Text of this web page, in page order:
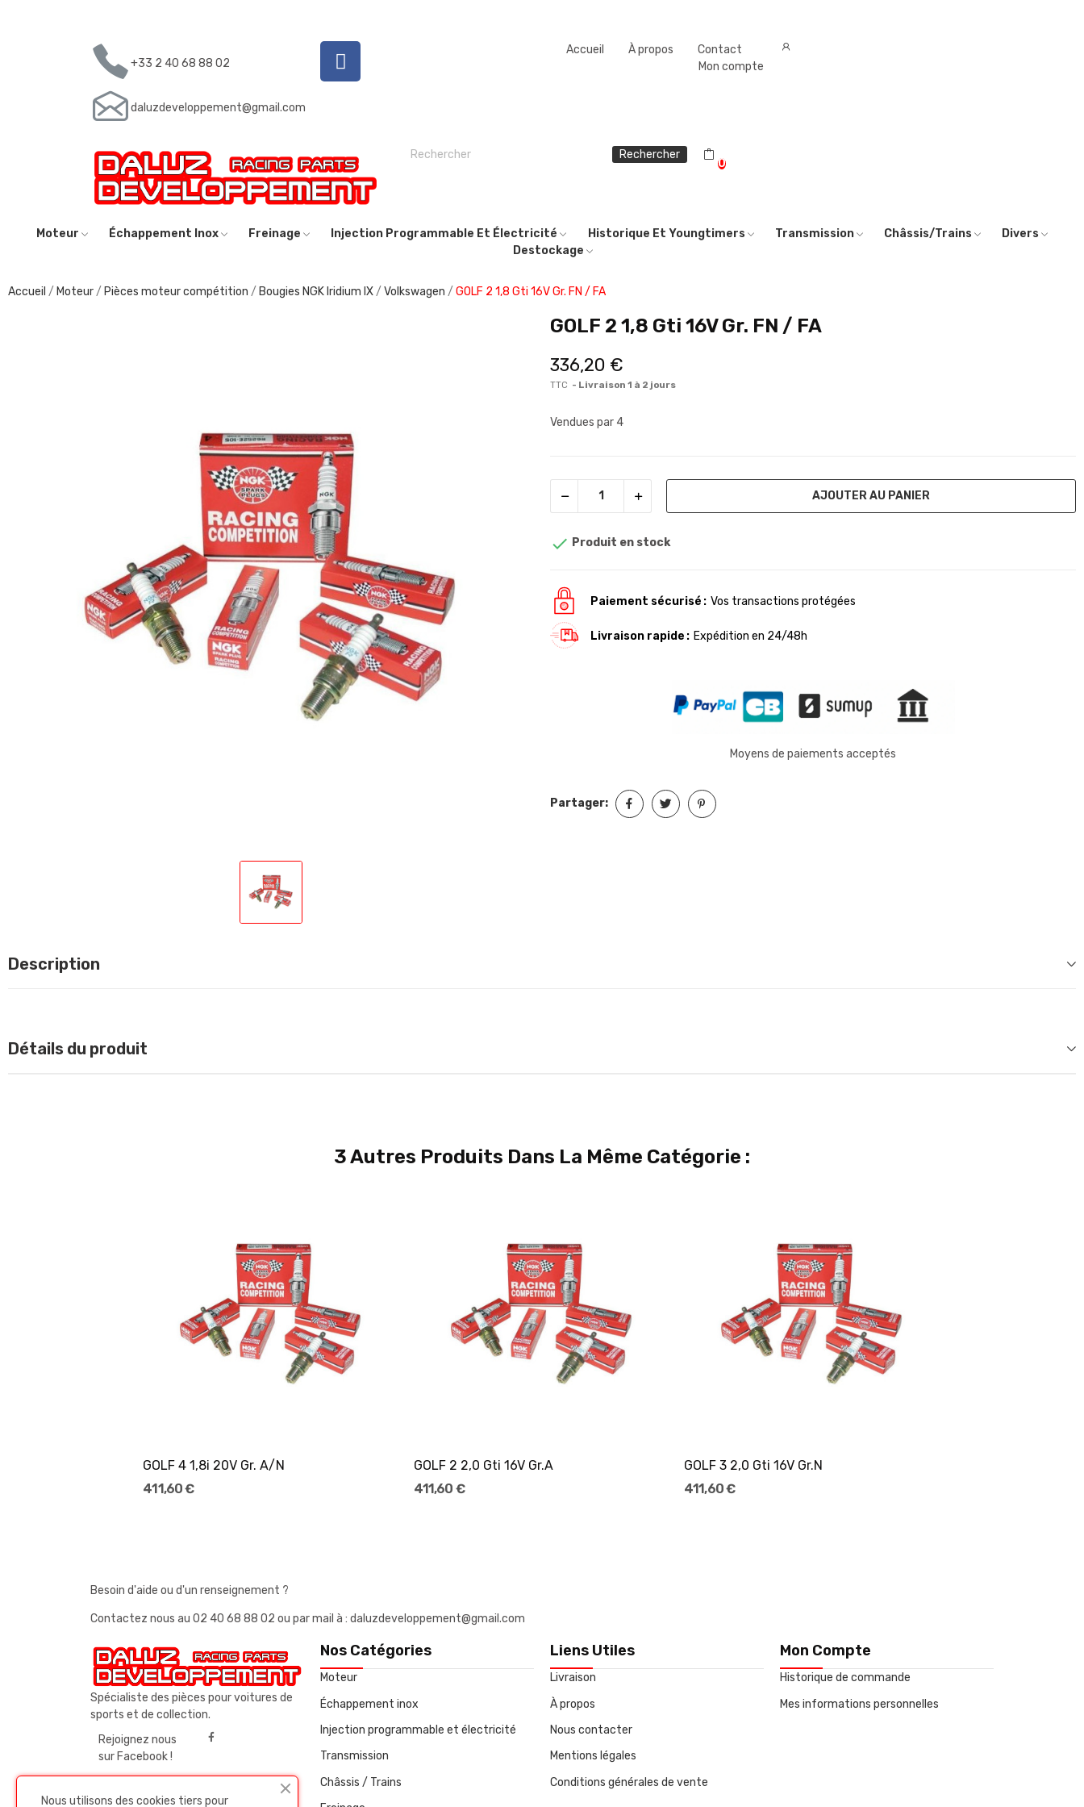
+33 2 40 68 88 02
daluzdeveloppement@gmail.com
Accueil À propos
Contact
Mon compte
Rechercher
0
Moteur Échappement Inox Freinage Injection Programmable Et Électricité Historique Et Youngtimers Transmission Châssis/Trains
Divers
Destockage
Accueil Moteur Pièces moteur compétition Bougies NGK Iridium IX Volkswagen GOLF 2 1,8 Gti 16V Gr. FN / FA
GOLF 2 1,8 Gti 16V Gr. FN / FA
336,20 €
TTC Livraison 1 à 2 jours
Vendues par 4
AJOUTER AU PANIER
 Produit en stock
Paiement sécurisé Vos transactions protégées
Livraison rapide Expédition en 24/48h
Moyens de paiements acceptés
Partager:
Description
Détails du produit
3 Autres Produits Dans La Même Catégorie :
GOLF 4 1,8i 20V Gr. A/N
411,60 €
GOLF 2 2,0 Gti 16V Gr.A
411,60 €
GOLF 3 2,0 Gti 16V Gr.N
411,60 €
Besoin d'aide ou d'un renseignement ?
Contactez nous au 02 40 68 88 02 ou par mail à : daluzdeveloppement@gmail.com
Spécialiste des pièces pour voitures de
sports et de collection.
Rejoignez nous
sur Facebook !
Nos Catégories
Moteur
Échappement inox
Injection programmable et électricité
Transmission
Châssis / Trains
Liens Utiles
Livraison
À propos
Nous contacter
Mentions légales
Conditions générales de vente
Mon Compte
Historique de commande
Mes informations personnelles
Nous utilisons des cookies tiers pour